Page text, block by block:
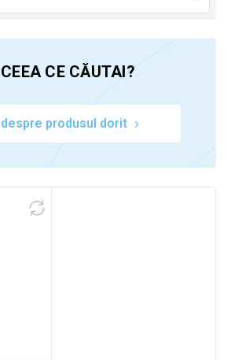
CE CĂUTAI?
produsul dorit